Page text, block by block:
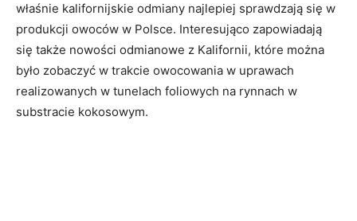
właśnie kalifornijskie odmiany najlepiej sprawdzają się w
produkcji owoców w Polsce. Interesująco zapowiadają
się także nowości odmianowe z Kalifornii, które można
było zobaczyć w trakcie owocowania w uprawach
realizowanych w tunelach foliowych na rynnach w
substracie kokosowym.